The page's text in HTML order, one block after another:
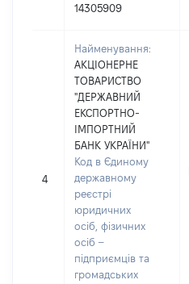
14305909
4
Найменування:
АКЦІОНЕРНЕ
ТОВАРИСТВО
"ДЕРЖАВНИЙ
ЕКСПОРТНО-
ІМПОРТНИЙ
БАНК УКРАЇНИ"
Код в Єдиному
державному
реєстрі
юридичних
осіб, фізичних
осіб –
підприємців та
громадських